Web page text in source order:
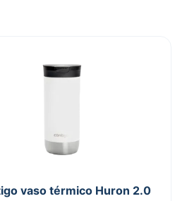
vaso térmico Huron 2.0